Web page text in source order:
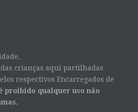
crianças aqui partilhadas
respectivos Encarregados de
proibido qualquer uso não